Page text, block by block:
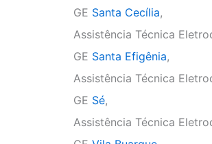
GE Santa Cecília,
Assistência Técnica
GE Santa Efigênia,
Assistência Técnica
GE Sé,
Assistência Técnica